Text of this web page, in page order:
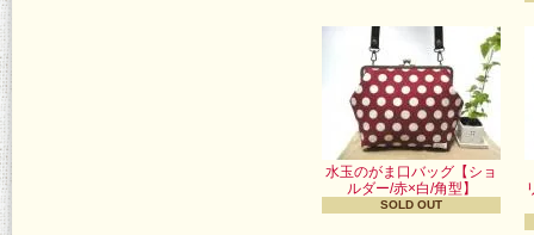
水玉のがま口バッグ【ショ
ルダー/赤×白/角型】
SOLD OUT